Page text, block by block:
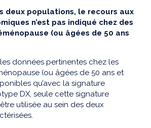
deux populations, le recours aux
n’est pas indiqué chez des
(ou âgées de 50 ans
données pertinentes chez les
(ou âgées de 50 ans et
qu’avec la signature
DX, seule cette signature
utilisée au sein des deux